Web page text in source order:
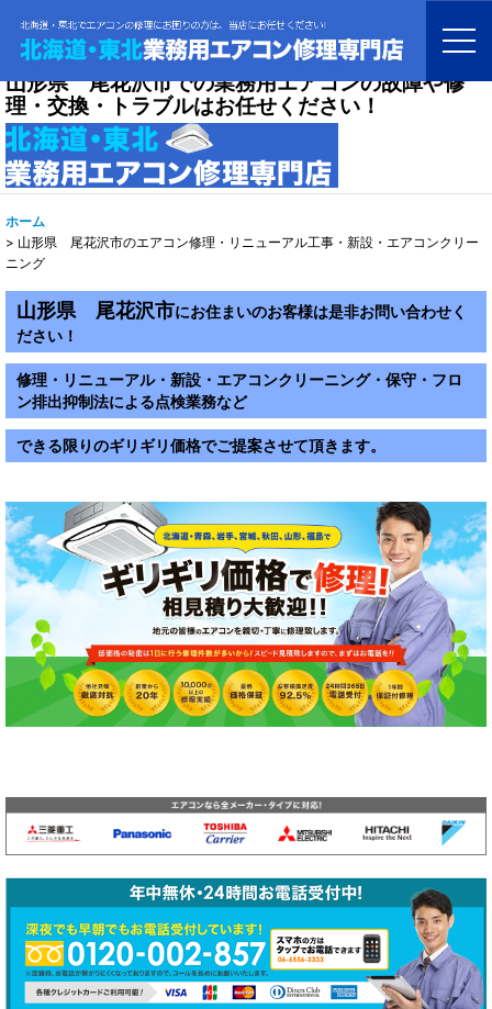
山形県 尾花沢市での業務用エアコンの故障や修
理・交換・トラブルはお任せください！
ホーム
> 山形県 尾花沢市のエアコン修理・リニューアル工事・新設・エアコンクリー
ニング
山形県 尾花沢市にお住まいのお客様は是非お問い合わせく
ださい！
修理・リニューアル・新設・エアコンクリーニング・保守・フロ
ン排出抑制法による点検業務など
できる限りのギリギリ価格でご提案させて頂きます。